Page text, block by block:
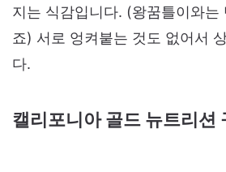
지는 식감입니다. (왕꿈틀이와는
죠) 서로 엉켜붙는 것도 없어서
다.
캘리포니아 골드 뉴트리션